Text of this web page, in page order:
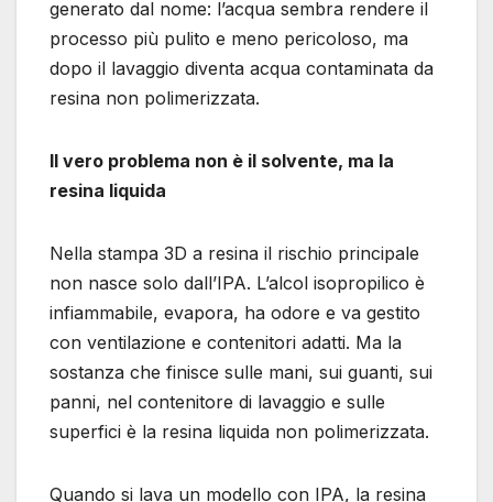
generato dal nome: l’acqua sembra rendere il
processo più pulito e meno pericoloso, ma
dopo il lavaggio diventa acqua contaminata da
resina non polimerizzata.
Il vero problema non è il solvente, ma la
resina liquida
Nella stampa 3D a resina il rischio principale
non nasce solo dall’IPA. L’alcol isopropilico è
infiammabile, evapora, ha odore e va gestito
con ventilazione e contenitori adatti. Ma la
sostanza che finisce sulle mani, sui guanti, sui
panni, nel contenitore di lavaggio e sulle
superfici è la resina liquida non polimerizzata.
Quando si lava un modello con IPA, la resina